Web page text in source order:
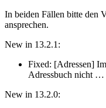
In beiden Fällen bitte den
ansprechen.
New in 13.2.1:
Fixed: [Adressen]
Adressbuch nicht …
New in 13.2.0: